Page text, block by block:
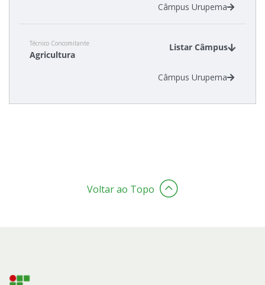
Estatísticas dos Processos SeletivosCâmpus Urupema
Técnico Concomitante
Agricultura
Listar Câmpus
Câmpus Urupema
Voltar ao Topo